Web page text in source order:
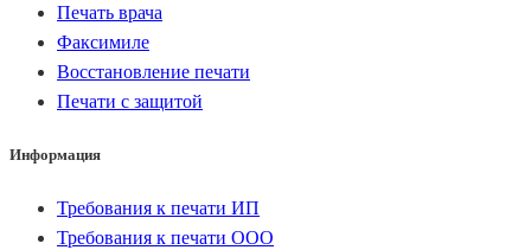
Печать врача
Факсимиле
Восстановление печати
Печати с защитой
Информация
Требования к печати ИП
Требования к печати ООО